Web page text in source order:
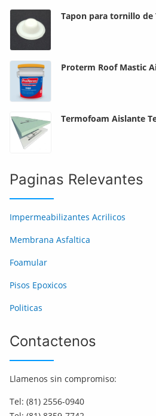
Tapon para tornillo de
Proterm Roof Mastic
Termofoam Aislante
Paginas Relevantes
Impermeabilizantes Acrilicos
Membrana Asfaltica
Foamular
Pisos Epoxicos
Politicas
Contactenos
Llamenos sin compromiso:
Tel: (81) 2556-0940